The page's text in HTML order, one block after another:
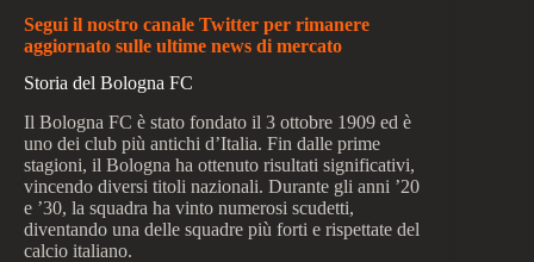
Segui il nostro canale Twitter per rimanere
aggiornato sulle ultime news di mercato
Storia del Bologna FC
Il Bologna FC è stato fondato il 3 ottobre 1909 ed è
uno dei club più antichi d’Italia. Fin dalle prime
stagioni, il Bologna ha ottenuto risultati significativi,
vincendo diversi titoli nazionali. Durante gli anni ’20
e ’30, la squadra ha vinto numerosi scudetti,
diventando una delle squadre più forti e rispettate del
calcio italiano.